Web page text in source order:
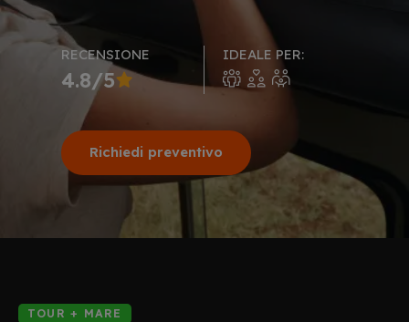
TOUR + MARE
RECENSIONE
4.8/5
IDEALE PER:
Richiedi preventivo